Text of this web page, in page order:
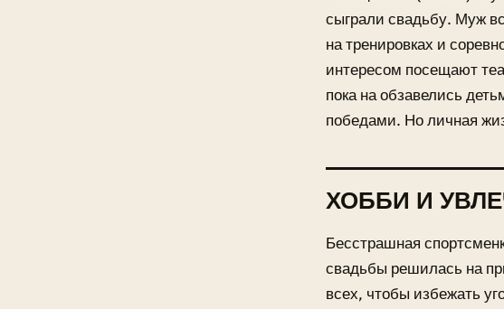
сыграли свадьбу. Муж
на тренировках и
интересом посещают
пока на обзавелись
победами. Но личная
ХОББИ И
Бесстрашная
свадьбы решилась на
всех, чтобы избежать